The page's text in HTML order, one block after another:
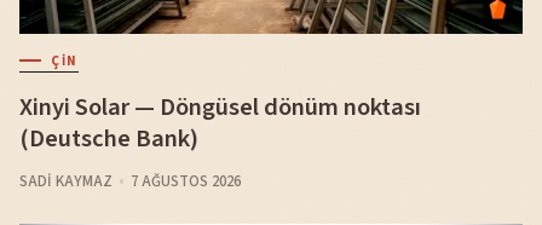
ÇIN
Xinyi Solar — Döngüsel dönüm noktası
(Deutsche Bank)
SADI KAYMAZ 7 AĞUSTOS 2026